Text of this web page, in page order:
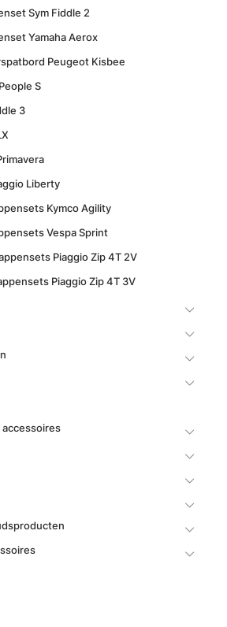
Sym Fiddle 2
Yamaha Aerox
Peugeot Kisbee
S
3
Liberty
Kymco Agility
Vespa Sprint
Piaggio Zip 4T 2V
Piaggio Zip 4T 3V